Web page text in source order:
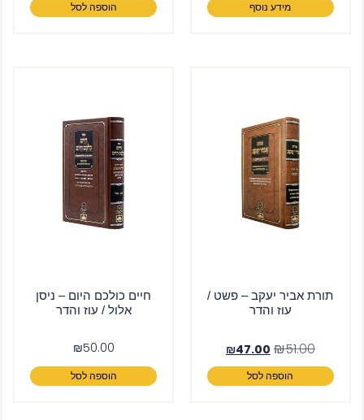
מידע נוסף הוספה לסל
תורת אביר יעקב – פשט /
עוז והדר
₪51.00
₪47.00
הוספה לסל
חיים כולכם היום – ניסן
אלול / עוז והדר
₪50.00
הוספה לסל